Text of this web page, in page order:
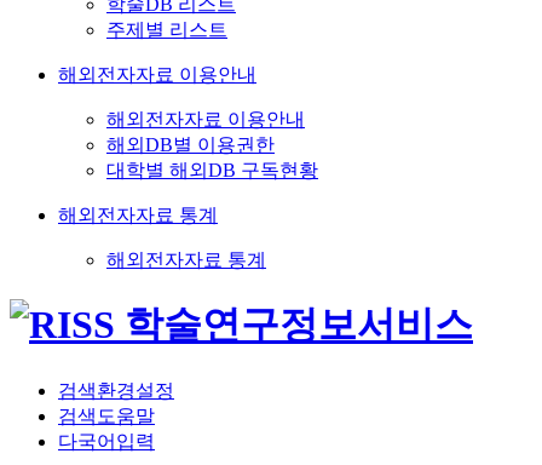
학술DB 리스트
주제별 리스트
해외전자자료 이용안내
해외전자자료 이용안내
해외DB별 이용권한
대학별 해외DB 구독현황
해외전자자료 통계
해외전자자료 통계
검색환경설정
검색도움말
다국어입력